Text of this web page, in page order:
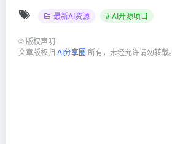
最新AI资源 # AI开源项目
© 版权声明
文章版权归 AI分享圈 所有，未经允许请勿转载。